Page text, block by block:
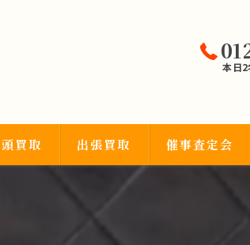
本日2
買取 出張買取 催事査定会